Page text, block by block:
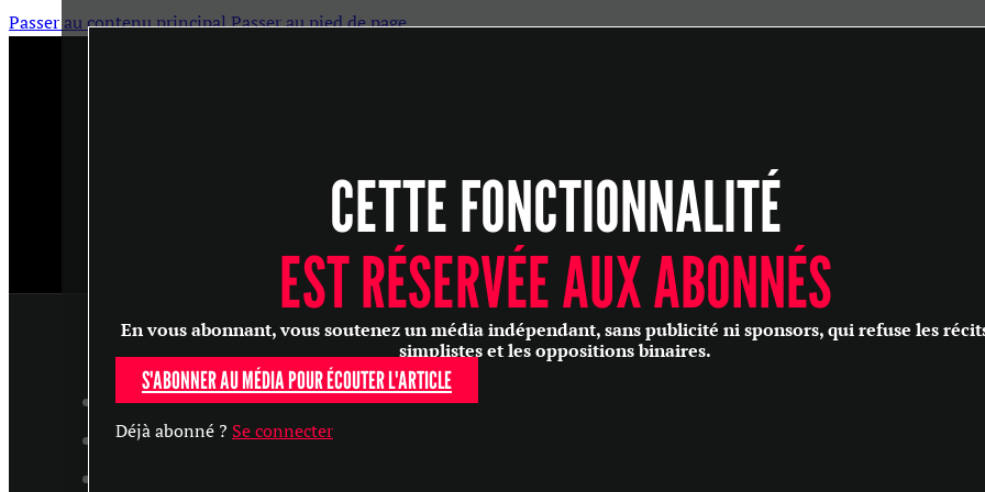
Passer au contenu principalPasser au pied de page
SANTÉ
PHILOSOPHIE
CULTURE
SOCIÉTÉ
ARTICLES
MASTERCLASS
CETTE FONCTIONNALITÉ
EST RÉSERVÉE AUX ABONNÉS
En vous abonnant, vous soutenez un média indépendant, sans publicité ni sponsors, qui refuse les
simplistes et les oppositions binaires.
S'ABONNER AU MÉDIA POUR ÉCOUTER L'ARTICLE
Déjà abonné ? Se connecter